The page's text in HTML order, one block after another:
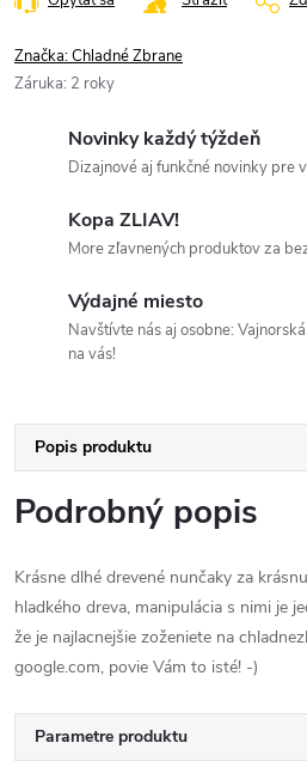
Značka:Chladné Zbrane
Záruka: 2 roky
Novinky každý týždeň
Dizajnové aj funkčné novinky pre
Kopa ZLIAV!
More zľavnených produktov za
Výdajné miesto
Navštívte nás aj osobne:
na vás!
Popis produktu
Podrobný popis
Krásne dlhé drevené nunčaky za
hladkého dreva, manipulácia s nimi je
že je najlacnejšie zoženiete na
google.com, povie Vám to isté! -)
Parametre produktu